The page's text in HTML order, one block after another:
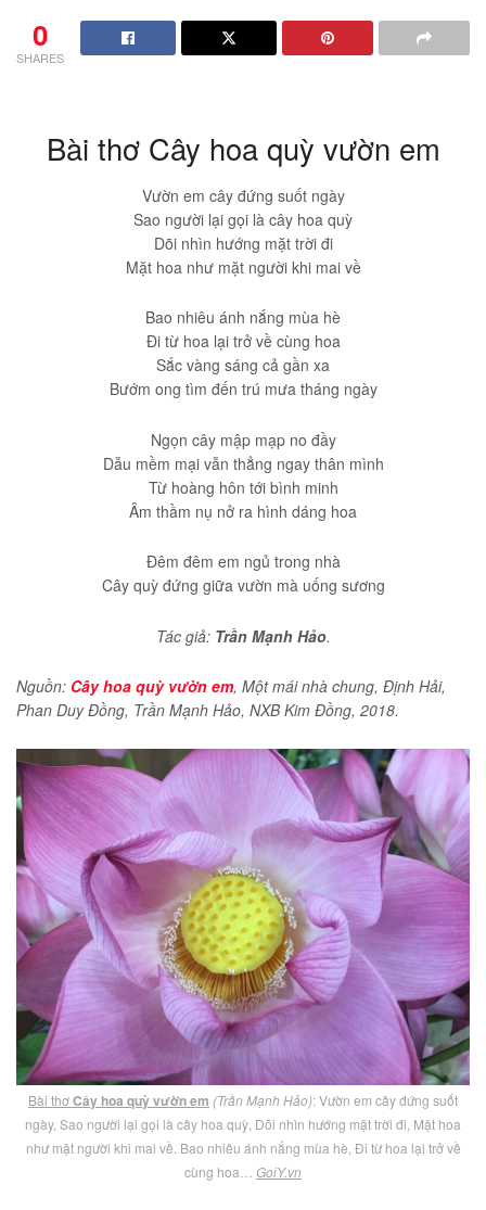
0
SHARES
Bài thơ Cây hoa quỳ vườn em
Vườn em cây đứng suốt ngày
Sao người lại gọi là cây hoa quỳ
Dõi nhìn hướng mặt trời đi
Mặt hoa như mặt người khi mai về
Bao nhiêu ánh nắng mùa hè
Đi từ hoa lại trở về cùng hoa
Sắc vàng sáng cả gần xa
Bướm ong tìm đến trú mưa tháng ngày
Ngọn cây mập mạp no đầy
Dẫu mềm mại vẫn thẳng ngay thân mình
Từ hoàng hôn tới bình minh
Âm thầm nụ nở ra hình dáng hoa
Đêm đêm em ngủ trong nhà
Cây quỳ đứng giữa vườn mà uống sương
Tác giả: Trần Mạnh Hảo.
Nguồn: Cây hoa quỳ vườn em, Một mái nhà chung, Định Hải,
Phan Duy Đồng, Trần Mạnh Hảo, NXB Kim Đồng, 2018.
Bài thơCây hoa quỳ vườn em (Trần Mạnh Hảo): Vườn em cây đứng suốt
ngày, Sao người lại gọi là cây hoa quỳ, Dõi nhìn hướng mặt trời đi, Mặt hoa
như mặt người khi mai về. Bao nhiêu ánh nắng mùa hè, Đi từ hoa lại trở về
cùng hoa… GoiY.vn